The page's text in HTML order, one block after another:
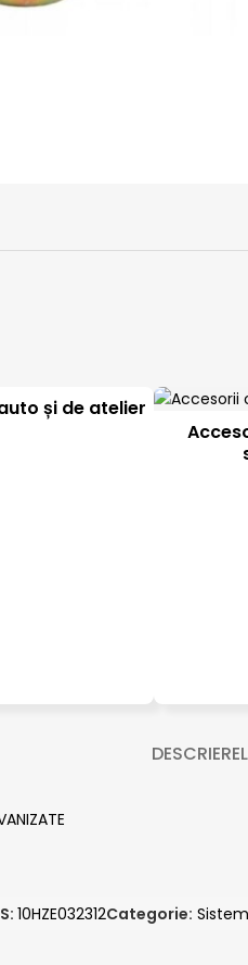
și de atelier
DESCRIERE
10HZE032312Categorie: